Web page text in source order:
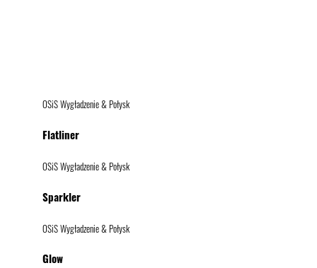
OSiS Wygładzenie & Połysk
Flatliner
OSiS Wygładzenie & Połysk
Sparkler
OSiS Wygładzenie & Połysk
Glow